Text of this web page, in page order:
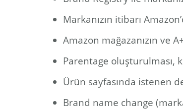
Markanızın itibarı
Amazon mağazanızın ve
Parentage oluşturulması,
Ürün sayfasında istenen
Brand name change